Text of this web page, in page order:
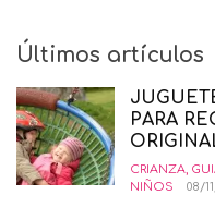
Últimos artículos
PARA
CRIANZA,
NIÑOS
08/